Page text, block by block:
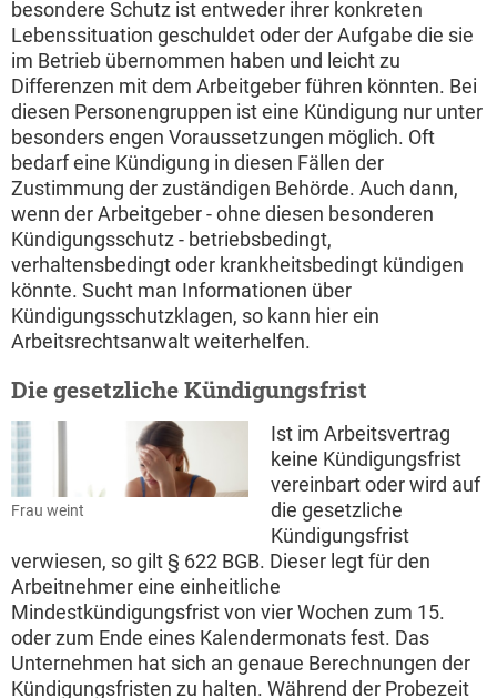
besondere Schutz ist entweder ihrer konkreten
Lebenssituation geschuldet oder der Aufgabe die sie
im Betrieb übernommen haben und leicht zu
Differenzen mit dem Arbeitgeber führen könnten. Bei
diesen Personengruppen ist eine Kündigung nur unter
besonders engen Voraussetzungen möglich. Oft
bedarf eine Kündigung in diesen Fällen der
Zustimmung der zuständigen Behörde. Auch dann,
wenn der Arbeitgeber - ohne diesen besonderen
Kündigungsschutz - betriebsbedingt,
verhaltensbedingt oder krankheitsbedingt kündigen
könnte. Sucht man Informationen über
Kündigungsschutzklagen, so kann hier ein
Arbeitsrechtsanwalt weiterhelfen.
Die gesetzliche Kündigungsfrist
Frau weint
Ist im Arbeitsvertrag
keine Kündigungsfrist
vereinbart oder wird auf
die gesetzliche
Kündigungsfrist
verwiesen, so gilt § 622 BGB. Dieser legt für den
Arbeitnehmer eine einheitliche
Mindestkündigungsfrist von vier Wochen zum 15.
oder zum Ende eines Kalendermonats fest. Das
Unternehmen hat sich an genaue Berechnungen der
Kündigungsfristen zu halten. Während der Probezeit